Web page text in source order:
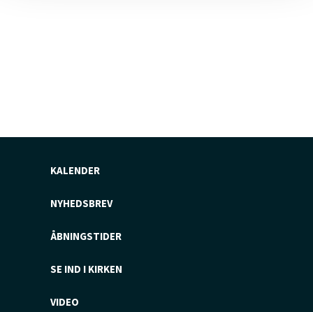
KALENDER
NYHEDSBREV
ÅBNINGSTIDER
SE IND I KIRKEN
VIDEO